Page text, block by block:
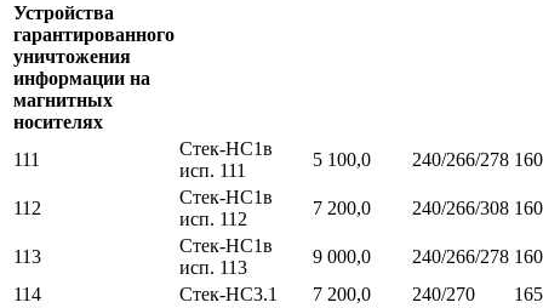
Устройства
гарантированного
уничтожения
информации на
магнитных
носителях
111
Стек-НС1в
исп. 111
5 100,0 240/266/278
112
Стек-НС1в
исп. 112
7 200,0 240/266/308
113
Стек-НС1в
исп. 113
9 000,0 240/266/278
114
Стек-НС3.1 7 200,0 240/270